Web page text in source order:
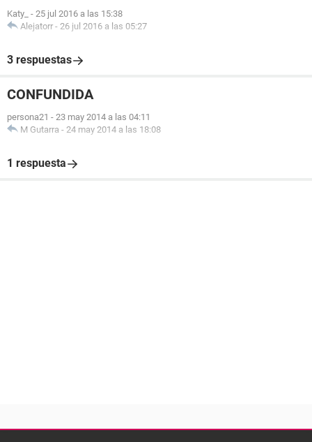
Katy_ - 25 jul 2016 a las 15:38
Alejatorr - 26 jul 2016 a las 05:27
3 respuestas
CONFUNDIDA
persona21 - 23 may 2014 a las 04:11
M Gutarra - 24 may 2014 a las 18:08
1 respuesta